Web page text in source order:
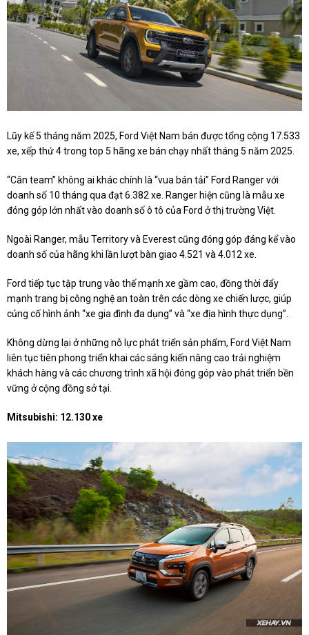
Lũy kế 5 tháng năm 2025, Ford Việt Nam bán được tổng cộng 17.533
xe, xếp thứ 4 trong top 5 hãng xe bán chạy nhất tháng 5 năm 2025.
“Cân team” không ai khác chính là “vua bán tải” Ford Ranger với
doanh số 10 tháng qua đạt 6.382 xe. Ranger hiện cũng là mẫu xe
đóng góp lớn nhất vào doanh số ô tô của Ford ở thị trường Việt.
Ngoài Ranger, mẫu Territory và Everest cũng đóng góp đáng kể vào
doanh số của hãng khi lần lượt bàn giao 4.521 và 4.012 xe.
Ford tiếp tục tập trung vào thế mạnh xe gầm cao, đồng thời đẩy
mạnh trang bị công nghệ an toàn trên các dòng xe chiến lược, giúp
củng cố hình ảnh “xe gia đình đa dụng” và “xe địa hình thực dụng”.
Không dừng lại ở những nỗ lực phát triển sản phẩm, Ford Việt Nam
liên tục tiên phong triển khai các sáng kiến nâng cao trải nghiệm
khách hàng và các chương trình xã hội đóng góp vào phát triển bền
vững ở cộng đồng sở tại.
Mitsubishi: 12.130 xe